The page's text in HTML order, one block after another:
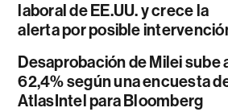
laboral de EE.UU. y crece la
alerta por posible
Desaprobación de Milei sube
62,4% según una encuesta
AtlasIntel para Bloomberg